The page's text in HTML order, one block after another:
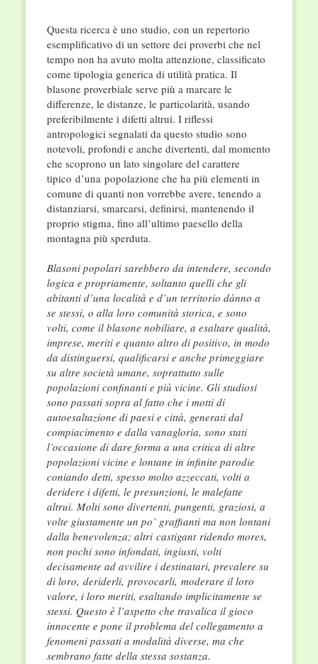
Questa ricerca è uno studio, con un repertorio
esemplificativo di un settore dei proverbi che nel
tempo non ha avuto molta attenzione, classificato
come tipologia generica di utilità pratica. Il
blasone proverbiale serve più a marcare le
differenze, le distanze, le particolarità, usando
preferibilmente i difetti altrui. I riflessi
antropologici segnalati da questo studio sono
notevoli, profondi e anche divertenti, dal momento
che scoprono un lato singolare del carattere
tipico d’unapopolazione che ha più elementi in
comune di quanti non vorrebbe avere, tenendo a
distanziarsi, smarcarsi, definirsi, mantenendo il
proprio stigma, fino all’ultimo paesello della
montagna più sperduta.
Blasoni popolari sarebbero da intendere, secondo
logica e propriamente, soltanto quelli che gli
abitanti d’una località e d’un territorio dànno a
se stessi, o alla loro comunità storica, e sono
volti, come il blasone nobiliare, a esaltare qualità,
imprese, meriti e quanto altro di positivo, in modo
da distinguersi, qualificarsi e anche primeggiare
su altre società umane, soprattutto sulle
popolazioni confinanti e più vicine. Gli studiosi
sono passati sopra al fatto che i motti di
autoesaltazione di paesi e città, generati dal
compiacimento e dalla vanagloria, sono stati
l’occasione di dare forma a una critica di altre
popolazioni vicine e lontane in infinite parodie
coniando detti, spesso molto azzeccati, volti a
deridere i difetti, le presunzioni, le malefatte
altrui. Molti sono divertenti, pungenti, graziosi, a
volte giustamente un po’ graffianti ma non lontani
dalla benevolenza; altri castigantridendo mores,
non pochi sono infondati, ingiusti, volti
decisamente ad avvilire i destinatari, prevalere su
di loro, deriderli, provocarli, moderare il loro
valore, i loro meriti, esaltando implicitamente se
stessi. Questo è l’aspetto che travalica il gioco
innocente e pone il problema del collegamento a
fenomeni passati a modalità diverse, ma che
sembrano fatte della stessa sostanza.